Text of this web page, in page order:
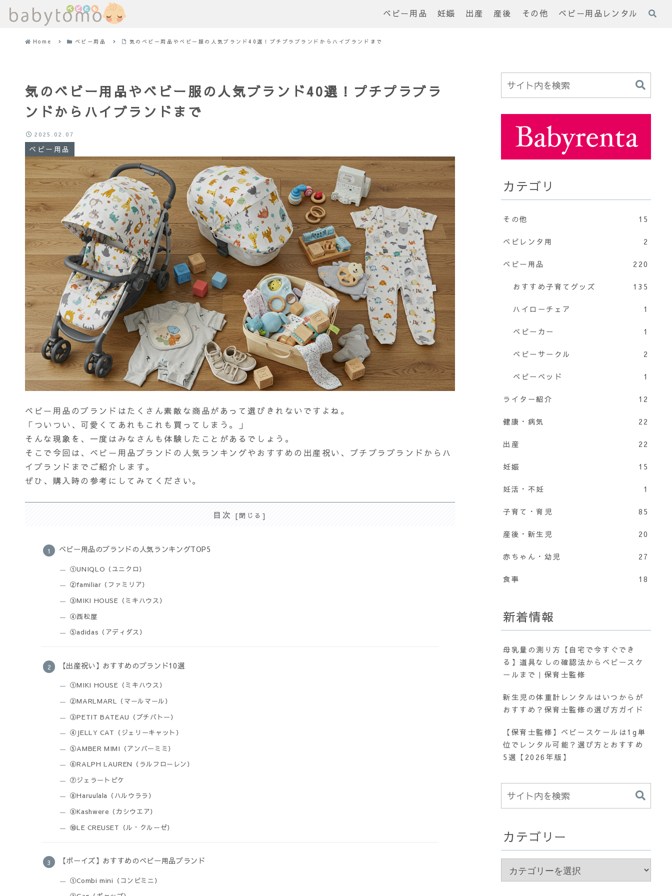
ベビー用品 妊娠 出産 産後 その他 ベビー用品レンタル
Home ベビー用品 気のベビー用品やベビー服の人気ブランド40選！プチプラブランドからハイブランドまで
気のベビー用品やベビー服の人気ブランド40選！プチプラブラ
ンドからハイブランドまで
ベビー用品
2025.02.07
ベビー用品のブランドはたくさん素敵な商品があって選びきれないですよね。
「ついつい、可愛くてあれもこれも買ってしまう。」
そんな現象を、一度はみなさんも体験したことがあるでしょう。
そこで今回は、ベビー用品ブランドの人気ランキングやおすすめの出産祝い、プチプラブランドからハ
イブランドまでご紹介します。
ぜひ、購入時の参考にしてみてください。
目次
ベビー用品のブランドの人気ランキングTOP5
①UNIQLO（ユニクロ）
②familiar（ファミリア）
③MIKI HOUSE（ミキハウス）
④西松屋
⑤adidas（アディダス）
【出産祝い】おすすめのブランド10選
①MIKI HOUSE（ミキハウス）
②MARLMARL（マールマール）
③PETIT BATEAU（プチバトー）
④JELLY CAT（ジェリーキャット）
⑤AMBER MIMI（アンバーミミ）
⑥RALPH LAUREN（ラルフローレン）
⑦ジェラートピケ
⑧Haruulala（ハルウララ）
⑨Kashwere（カシウエア）
⑩LE CREUSET（ル・クルーゼ）
【ボーイズ】おすすめのベビー用品ブランド
①Combi mini（コンビミニ）
カテゴリ
その他 15
ベビレンタ用 2
ベビー用品 220
おすすめ子育てグッズ 135
ハイローチェア 1
ベビーカー 1
ベビーサークル 2
ベビーベッド 1
ライター紹介 12
健康・病気 22
出産 22
妊娠 15
妊活・不妊 1
子育て・育児 85
産後・新生児 20
赤ちゃん・幼児 27
食事 18
新着情報
母乳量の測り方【自宅で今すぐでき
る】道具なしの確認法からベビースケ
ールまで｜保育士監修
新生児の体重計レンタルはいつからが
おすすめ？保育士監修の選び方ガイド
【保育士監修】ベビースケールは1g単
位でレンタル可能？選び方とおすすめ
5選【2026年版】
カテゴリー